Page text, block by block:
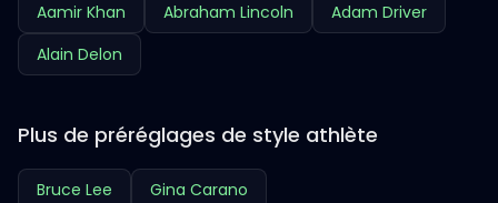
Aamir Khan Abraham Lincoln
Adam Driver
Alain Delon
Plus de préréglages de style athlète
Bruce Lee Gina Carano